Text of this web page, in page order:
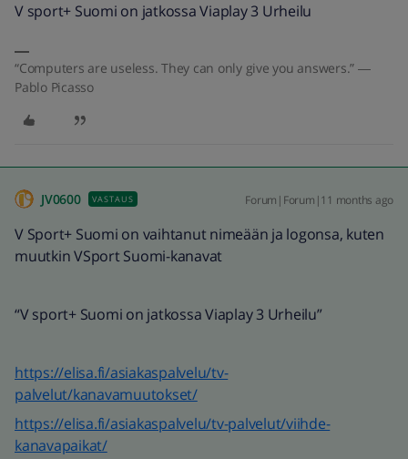
V sport+ Suomi on jatkossa Viaplay 3 Urheilu
“Computers are useless. They can only give you answers.” ―
Pablo Picasso
JV0600 VASTAUS Forum|Forum|11 months ago
V Sport+ Suomi on vaihtanut nimeään ja logonsa, kuten
muutkin VSport Suomi-kanavat
“V sport+ Suomi on jatkossa Viaplay 3 Urheilu”
https://elisa.fi/asiakaspalvelu/tv-
palvelut/kanavamuutokset/
https://elisa.fi/asiakaspalvelu/tv-palvelut/viihde-
kanavapaikat/